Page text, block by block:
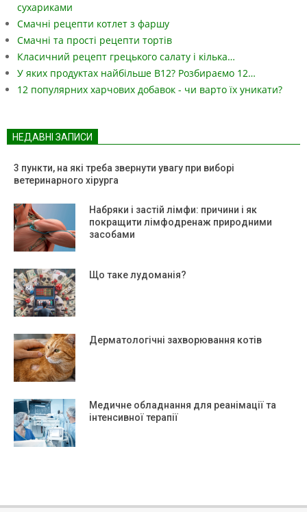
сухариками
Смачні рецепти котлет з фаршу
Смачні та прості рецепти тортів
Класичний рецепт грецького салату і кілька…
У яких продуктах найбільше B12? Розбираємо 12…
12 популярних харчових добавок - чи варто їх уникати?
НЕДАВНІ ЗАПИСИ
3 пункти, на які треба звернути увагу при виборі
ветеринарного хірурга
Набряки і застій лімфи: причини і як
покращити лімфодренаж природними
засобами
Що таке лудоманія?
Дерматологічні захворювання котів
Медичне обладнання для реанімації та
інтенсивної терапії